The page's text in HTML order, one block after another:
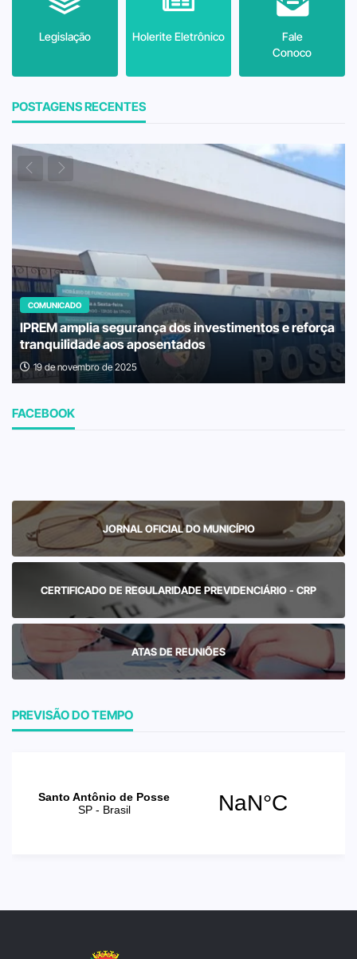
Legislação Holerite Eletrônico
Fale
Conoco
POSTAGENS RECENTES
COMUNICADO
IPREM amplia segurança dos investimentos e reforça
tranquilidade aos aposentados
19 de novembro de 2025
FACEBOOK
JORNAL OFICIAL DO MUNICÍPIO
CERTIFICADO DE REGULARIDADE PREVIDENCIÁRIO - CRP
ATAS DE REUNIÕES
PREVISÃO DO TEMPO